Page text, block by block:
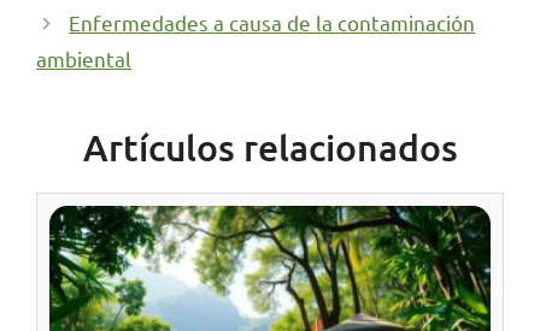
Enfermedades a causa de la contaminación
ambiental
Artículos relacionados